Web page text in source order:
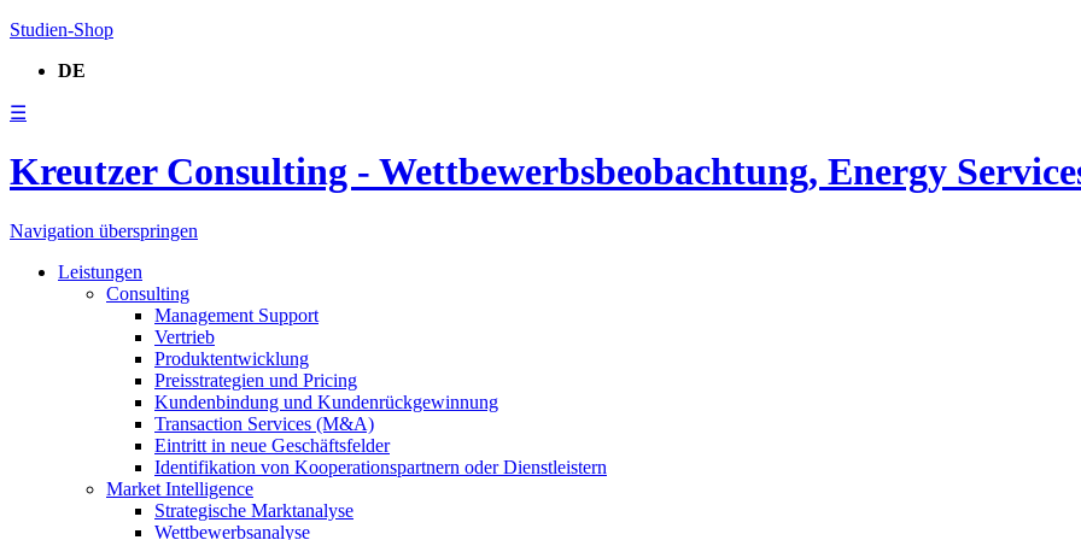
Studien-Shop
DE
☰
Kreutzer Consulting - Wettbewerbsbeobachtung, Energy
Navigation überspringen
Leistungen
Consulting
Management Support
Vertrieb
Produktentwicklung
Preisstrategien und Pricing
Kundenbindung und Kundenrückgewinnung
Transaction Services (M&A)
Eintritt in neue Geschäftsfelder
Identifikation von Kooperationspartnern oder Dienstleistern
Market Intelligence
Strategische Marktanalyse
Wettbewerbsanalyse